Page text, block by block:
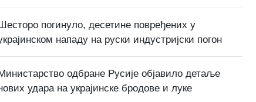
погинуло, десетине повређених у
нападу на руски индустријски погон
одбране Русије објавило детаље
удара на украјинске бродове и луке